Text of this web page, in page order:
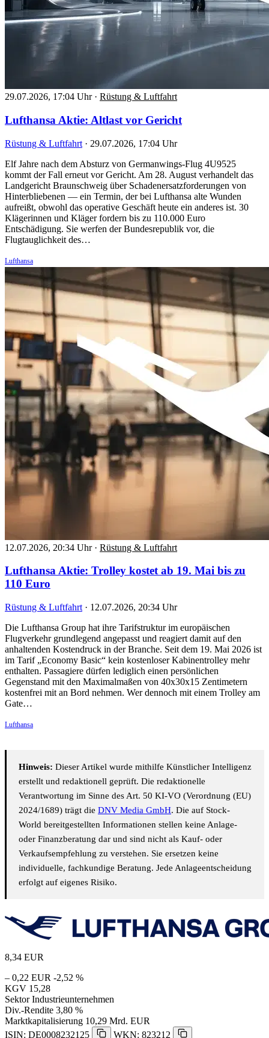
29.07.2026, 17:04 Uhr · Rüstung & Luftfahrt
Lufthansa Aktie: Altlast vor Gericht
Rüstung & Luftfahrt · 29.07.2026, 17:04 Uhr
Elf Jahre nach dem Absturz von Germanwings-Flug 4U9525
kommt der Fall erneut vor Gericht. Am 28. August verhandelt das
Landgericht Braunschweig über Schadenersatzforderungen von
Hinterbliebenen — ein Termin, der bei Lufthansa alte Wunden
aufreißt, obwohl das operative Geschäft heute ein anderes ist. 30
Klägerinnen und Kläger fordern bis zu 110.000 Euro
Entschädigung. Sie werfen der Bundesrepublik vor, die
Flugtauglichkeit des…
Lufthansa
12.07.2026, 20:34 Uhr · Rüstung & Luftfahrt
Lufthansa Aktie: Trolley kostet ab 19. Mai bis zu
110 Euro
Rüstung & Luftfahrt · 12.07.2026, 20:34 Uhr
Die Lufthansa Group hat ihre Tarifstruktur im europäischen
Flugverkehr grundlegend angepasst und reagiert damit auf den
anhaltenden Kostendruck in der Branche. Seit dem 19. Mai 2026 ist
im Tarif „Economy Basic“ kein kostenloser Kabinentrolley mehr
enthalten. Passagiere dürfen lediglich einen persönlichen
Gegenstand mit den Maximalmaßen von 40x30x15 Zentimetern
kostenfrei mit an Bord nehmen. Wer dennoch mit einem Trolley am
Gate…
Lufthansa
Hinweis: Dieser Artikel wurde mithilfe Künstlicher Intelligenz
erstellt und redaktionell geprüft. Die redaktionelle
Verantwortung im Sinne des Art. 50 KI-VO (Verordnung (EU)
2024/1689) trägt die DNV Media GmbH. Die auf Stock-
World bereitgestellten Informationen stellen keine Anlage-
oder Finanzberatung dar und sind nicht als Kauf- oder
Verkaufsempfehlung zu verstehen. Sie ersetzen keine
individuelle, fachkundige Beratung. Jede Anlageentscheidung
erfolgt auf eigenes Risiko.
8,34 EUR
– 0,22 EUR -2,52 %
KGV 15,28
Sektor Industrieunternehmen
Div.-Rendite 3,80 %
Marktkapitalisierung 10,29 Mrd. EUR
ISIN: DE0008232125
WKN: 823212